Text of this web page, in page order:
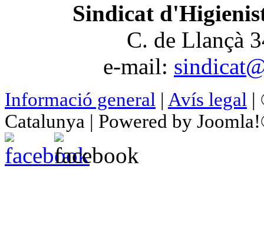
Sindicat
C. de Llançà
e-mail:
Informació general | Avís legal |
Catalunya | Powered by